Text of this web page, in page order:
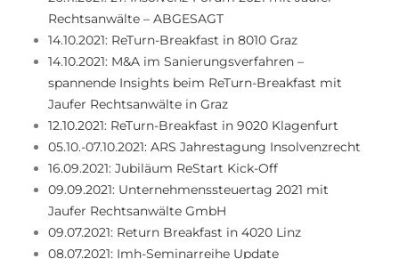
Rechtsanwälte – ABGESAGT
14.10.2021: ReTurn-Breakfast in 8010 Graz
14.10.2021: M&A im Sanierungsverfahren –
spannende Insights beim ReTurn-Breakfast mit
Jaufer Rechtsanwälte in Graz
12.10.2021: ReTurn-Breakfast in 9020 Klagenfurt
05.10.-07.10.2021: ARS Jahrestagung Insolvenzrecht
16.09.2021: Jubiläum ReStart Kick-Off
09.09.2021: Unternehmenssteuertag 2021 mit
Jaufer Rechtsanwälte GmbH
09.07.2021: Return Breakfast in 4020 Linz
08.07.2021: Imh-Seminarreihe Update